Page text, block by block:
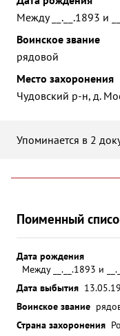
Между __.__.1893 и
Воинское звание
рядовой
Место захоронения
Чудовский р-н, д.
Упоминается в 2
Поименный
Дата рождения
Между __.__.1893 и
Дата выбытия
Воинское звание
Страна захоронения